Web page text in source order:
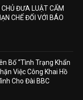
ĐƯA LUẬT CẤM
CHẾ ĐỐI VỚI BÁO
Bố “Tình Trạng Khẩn
Việc Công Khai Hồ
Cho Đài BBC